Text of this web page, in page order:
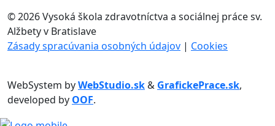
©2026 Vysoká škola zdravotníctva a sociálnej práce sv.
Alžbety v Bratislave
Zásady spracúvania osobných údajov | Cookies
WebSystem byWebStudio.sk& GrafickePrace.sk,
developed by OOF.